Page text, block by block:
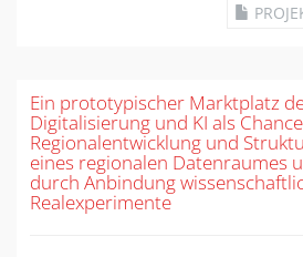
Ein prototypischer Marktplatz
Digitalisierung und KI als
Regionalentwicklung und
eines regionalen Datenraumes
durch Anbindung
Realexperimente